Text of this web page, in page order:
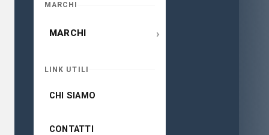
MARCHI
MARCHI ›
LINK UTILI
CHI SIAMO
CONTATTI